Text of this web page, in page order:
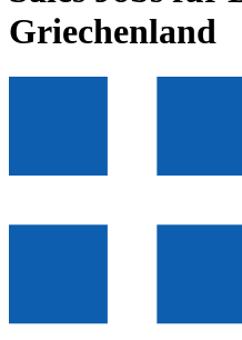
Griechenland